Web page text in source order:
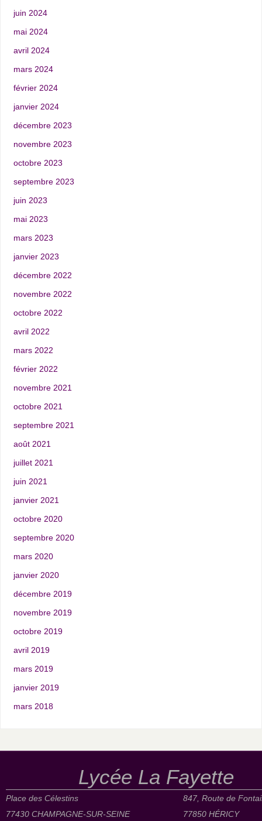
juin 2024
mai 2024
avril 2024
mars 2024
février 2024
janvier 2024
décembre 2023
novembre 2023
octobre 2023
septembre 2023
juin 2023
mai 2023
mars 2023
janvier 2023
décembre 2022
novembre 2022
octobre 2022
avril 2022
mars 2022
février 2022
novembre 2021
octobre 2021
septembre 2021
août 2021
juillet 2021
juin 2021
janvier 2021
octobre 2020
septembre 2020
mars 2020
janvier 2020
décembre 2019
novembre 2019
octobre 2019
avril 2019
mars 2019
janvier 2019
mars 2018
Lycée La Fayette
Place des Célestins
847, Route de
77430 CHAMPAGNE-SUR-SEINE
77850 HÉRICY